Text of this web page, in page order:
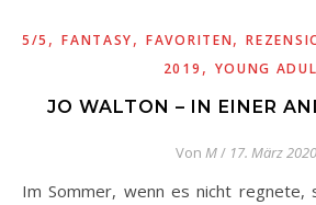
5/5 ,FANTASY,FAVORITEN,
2019 , YOUNG
JO WALTON – IN EINER
Von M/ 17. März 2020
Im Sommer, wenn es nicht regnete, sind Mor und ich oft